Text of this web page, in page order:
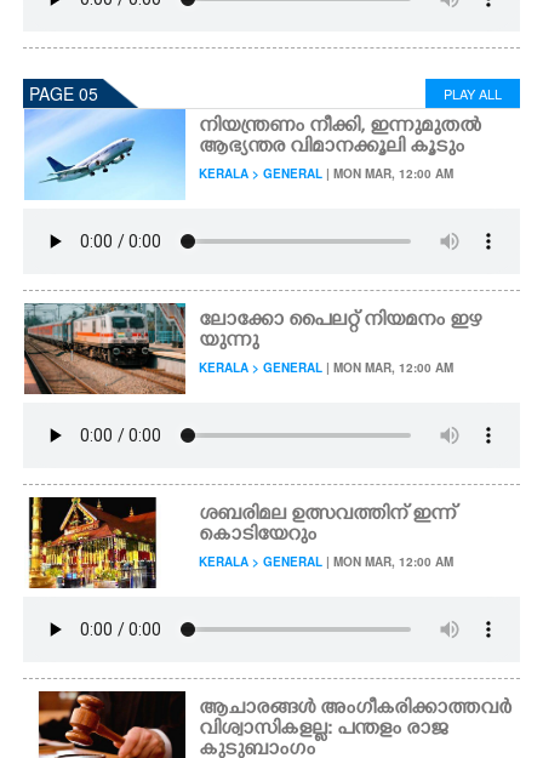
PAGE 05 PLAY ALL
നിയന്ത്രണം നീക്കി, ഇന്നുമുതൽ
ആഭ്യന്തര വിമാനക്കൂലി കൂടും
KERALA > GENERAL | MON MAR, 12:00 AM
ലോക്കോ പൈലറ്റ് നിയമനം ഇഴ
യുന്നു
KERALA > GENERAL | MON MAR, 12:00 AM
ശബരിമല ഉത്സവത്തിന് ഇന്ന്
കൊടിയേറും
KERALA > GENERAL | MON MAR, 12:00 AM
ആചാരങ്ങൾ അംഗീകരിക്കാത്തവർ
വിശ്വാസികളല്ല: പന്തളം രാജ
കുടുബാംഗം